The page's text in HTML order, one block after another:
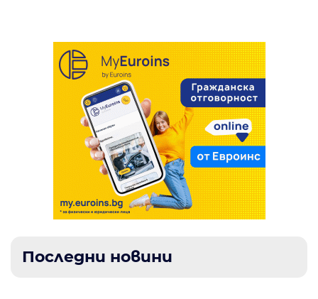
Последни новини